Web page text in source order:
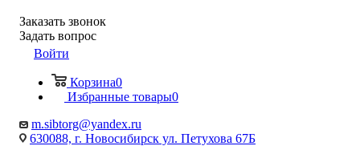
Заказать звонок
Задать вопрос
Войти
Корзина0
Избранные товары0
m.sibtorg@yandex.ru
630088, г. Новосибирск ул. Петухова 67Б